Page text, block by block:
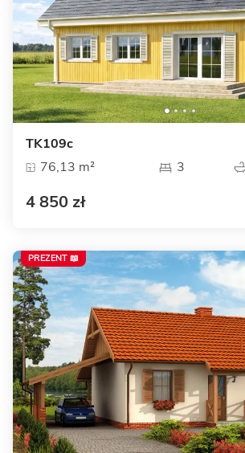
TK109c
76,13 m²
3
4 850 zł
PREZENT 📖